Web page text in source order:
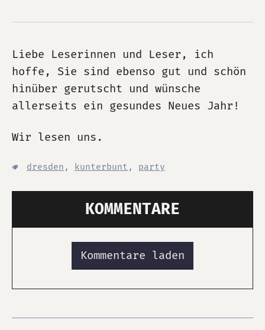
Liebe Leserinnen und Leser, ich
hoffe, Sie sind ebenso gut und schön
hinüber gerutscht und wünsche
allerseits ein gesundes Neues Jahr!
Wir lesen uns.
dresden , kunterbunt , party
KOMMENTARE
Kommentare laden